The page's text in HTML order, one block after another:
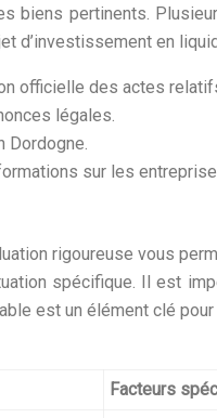
pertinents.
d’investissement en
officielle des actes
légales.
Dordogne.
sur les
rigoureuse vous
spécifique. Il est
est un élément clé
Facteurs